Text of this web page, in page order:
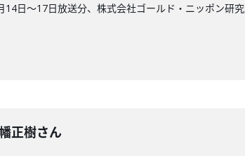
日〜17日放送分、株式会社ゴールド・ニッポン研究
正樹さん